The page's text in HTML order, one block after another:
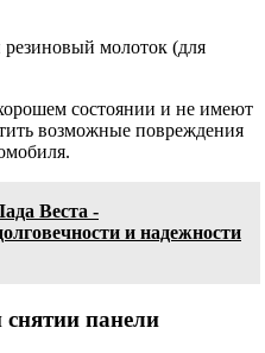
молоток (для
состоянии и не имеют
возможные повреждения
Веста -
и надежности
панели